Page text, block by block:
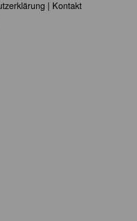
| Kontakt